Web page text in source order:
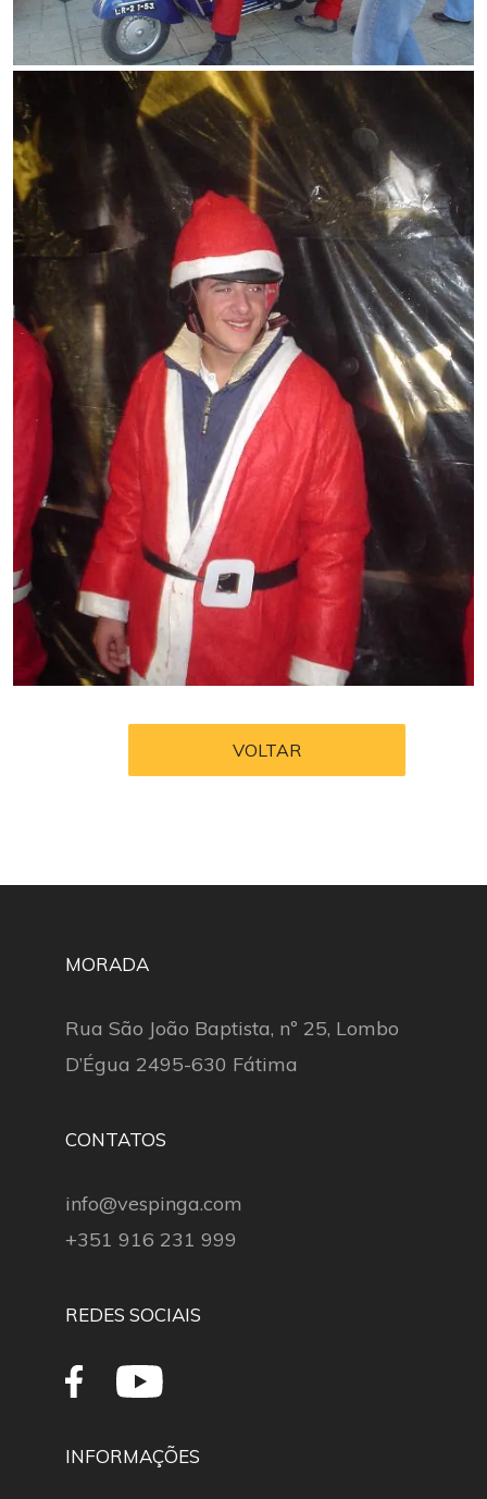
VOLTAR
MORADA
Rua São João Baptista, nº 25, Lombo
D’Égua 2495-630 Fátima
CONTATOS
info@vespinga.com
+351 916 231 999
REDES SOCIAIS
INFORMAÇÕES